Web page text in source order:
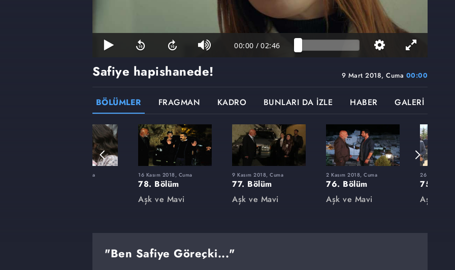
00:00 / 02:46
9 Mart 2018, Cuma 00:00
Safiye hapishanede!
BÖLÜMLER FRAGMAN KADRO BUNLARI DA İZLE HABER GALERİ
4 Mayıs 2018, Cuma 16 Kasım 2018, Cuma
78. Bölüm
Aşk ve Mavi
9 Kasım 2018, Cuma
77. Bölüm
Aşk ve Mavi
2 Kasım 2018, Cuma
76. Bölüm
Aşk ve Mavi
26 Ekim 2018,
75. Bölüm
Aşk ve
"Ben Safiye Göreçki..."